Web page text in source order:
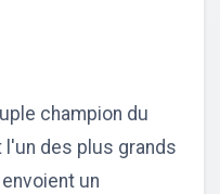
champion du
l'un des plus grands
un